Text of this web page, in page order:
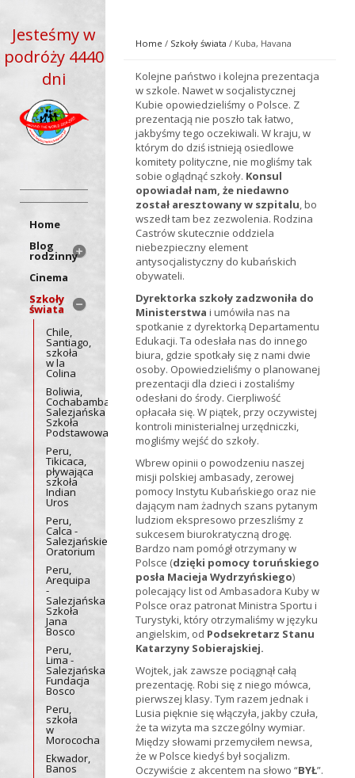
Jesteśmy w
podróży 4440
dni
Home
Blog
rodzinny
Cinema
Szkoły
świata
Chile,
Santiago,
szkoła
w la
Colina
Boliwia,
Cochabamba,
Salezjańska
Szkoła
Podstawowa
Peru,
Tikicaca,
pływająca
szkoła
Indian
Uros
Peru,
Calca -
Salezjańskie
Oratorium
Peru,
Arequipa
-
Salezjańska
Szkoła
Jana
Bosco
Peru,
Lima -
Salezjańska
Fundacja
Bosco
Peru,
szkoła
w
Morococha
Ekwador,
Banos
Home / Szkoły świata / Kuba, Havana
Kolejne państwo i kolejna prezentacja
w szkole. Nawet w socjalistycznej
Kubie opowiedzieliśmy o Polsce. Z
prezentacją nie poszło tak łatwo,
jakbyśmy tego oczekiwali. W kraju, w
którym do dziś istnieją osiedlowe
komitety polityczne, nie mogliśmy tak
sobie oglądnąć szkoły. Konsul
opowiadał nam, że niedawno
został aresztowany w szpitalu, bo
wszedł tam bez zezwolenia. Rodzina
Castrów skutecznie oddziela
niebezpieczny element
antysocjalistyczny do kubańskich
obywateli.
Dyrektorka szkoły zadzwoniła do
Ministerstwa i umówiła nas na
spotkanie z dyrektorką Departamentu
Edukacji. Ta odesłała nas do innego
biura, gdzie spotkały się z nami dwie
osoby. Opowiedzieliśmy o planowanej
prezentacji dla dzieci i zostaliśmy
odesłani do środy. Cierpliwość
opłacała się. W piątek, przy oczywistej
kontroli ministerialnej urzędniczki,
mogliśmy wejść do szkoły.
Wbrew opinii o powodzeniu naszej
misji polskiej ambasady, zerowej
pomocy Instytu Kubańskiego oraz nie
dającym nam żadnych szans pytanym
ludziom ekspresowo przeszliśmy z
sukcesem biurokratyczną drogę.
Bardzo nam pomógł otrzymany w
Polsce (dzięki pomocy toruńskiego
posła Macieja Wydrzyńskiego)
polecający list od Ambasadora Kuby w
Polsce oraz patronat Ministra Sportu i
Turystyki, który otrzymaliśmy w języku
angielskim, od Podsekretarz Stanu
Katarzyny Sobierajskiej.
Wojtek, jak zawsze pociągnął całą
prezentację. Robi się z niego mówca,
pierwszej klasy. Tym razem jednak i
Lusia pięknie się włączyła, jakby czuła,
że ta wizyta ma szczególny wymiar.
Między słowami przemyciłem newsa,
że w Polsce kiedyś był socjalizm.
Oczywiście z akcentem na słowo “BYŁ”.